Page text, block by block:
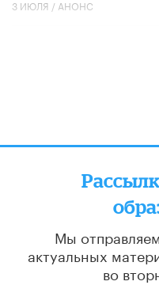
3 ИЮЛЯ / АНОНС
Мы
актуальных
во